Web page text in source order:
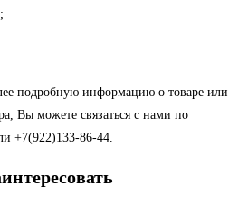
подробную информацию о товаре или
Вы можете связаться с нами по
+7(922)133-86-44.